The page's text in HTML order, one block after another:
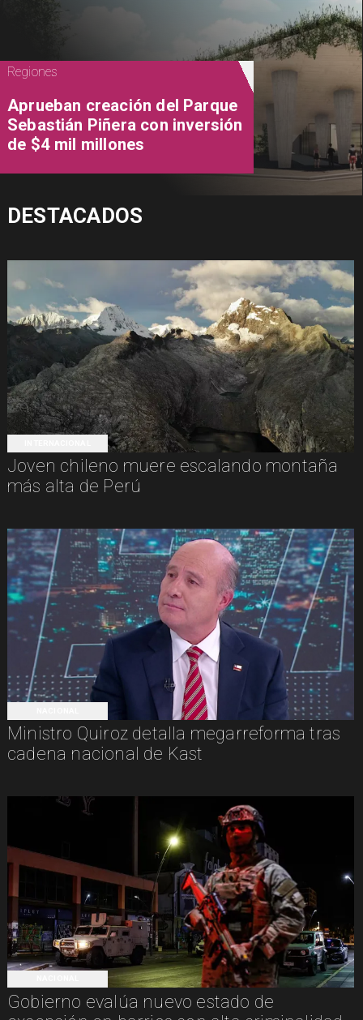
Joven chileno muere escalando montaña
más alta de Perú
Ministro Quiroz detalla megarreforma tras
cadena nacional de Kast
Gobierno evalúa nuevo estado de
Regiones
Aprueban creación del Parque
Sebastián Piñera con inversión
de $4 mil millones
DESTACADOS